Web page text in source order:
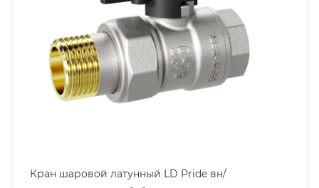
Кран шаровой латунный LD Pride вн/